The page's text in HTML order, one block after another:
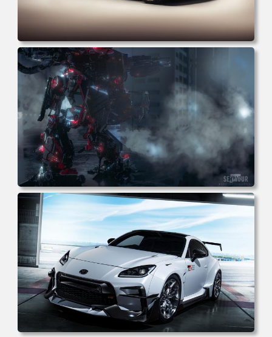
电脑壁纸 汽车 宾利 车辆 简单背景 黑色汽车 电脑桌面 高清
壁纸 壁纸下载 壁纸大全
电脑壁纸 机甲 科幻 机械 战斗 游戏 电脑桌面 高清壁纸 壁纸
下载 壁纸大全